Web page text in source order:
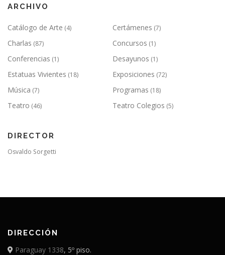
ARCHIVO
Catálogo de Arte (4) Certámenes (7)
Charlas (87) Concursos (1)
Conferencias (1) Desayunos (1)
Estatuas Vivientes (18) Exposiciones (72)
Música (7) Programas (18)
Teatro (46) Teatro Colegios (5)
DIRECTOR
Osvaldo Sorgetti
DIRECCIÓN
Paraguay 1338, 5º piso.